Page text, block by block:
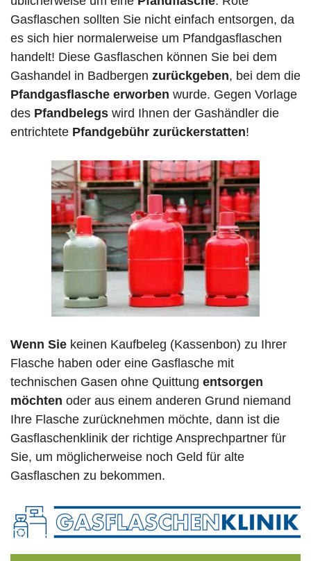
Gasflaschen sollten Sie nicht einfach entsorgen, da
es sich hier normalerweise um Pfandgasflaschen
handelt! Diese Gasflaschen können Sie bei dem
Gashandel in Badbergen zurückgeben, bei dem die
Pfandgasflasche erworben wurde. Gegen Vorlage
des Pfandbelegs wird Ihnen der Gashändler die
entrichtete Pfandgebühr zurückerstatten!
Wenn Sie keinen Kaufbeleg (Kassenbon) zu Ihrer
Flasche haben oder eine Gasflasche mit
technischen Gasen ohne Quittung entsorgen
möchten oder aus einem anderen Grund niemand
Ihre Flasche zurücknehmen möchte, dann ist die
Gasflaschenklinik der richtige Ansprechpartner für
Sie, um möglicherweise noch Geld für alte
Gasflaschen zu bekommen.